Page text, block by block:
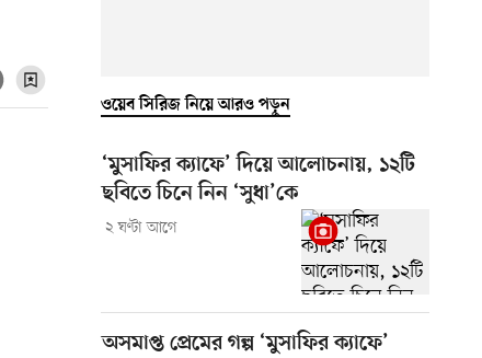
ওয়েব সিরিজ নিয়ে আরও পড়ুন
‘মুসাফির ক্যাফে’ দিয়ে আলোচনায়, ১২টি
ছবিতে চিনে নিন ‘সুধা’কে
২ ঘণ্টা আগে
অসমাপ্ত প্রেমের গল্প ‘মুসাফির ক্যাফে’